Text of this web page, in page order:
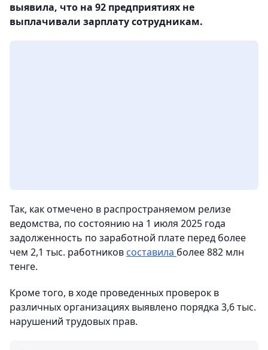
выявила, что на 92 предприятиях не
выплачивали зарплату сотрудникам.
Так, как отмечено в распространяемом релизе
ведомства, по состоянию на 1 июля 2025 года
задолженность по заработной плате перед более
чем 2,1 тыс. работников составила более 882 млн
тенге.
Кроме того, в ходе проведенных проверок в
различных организациях выявлено порядка 3,6 тыс.
нарушений трудовых прав.